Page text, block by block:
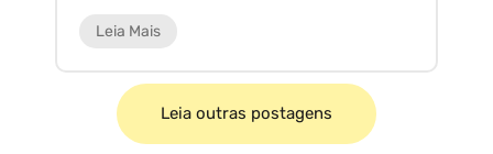
Leia Mais
Leia outras postagens